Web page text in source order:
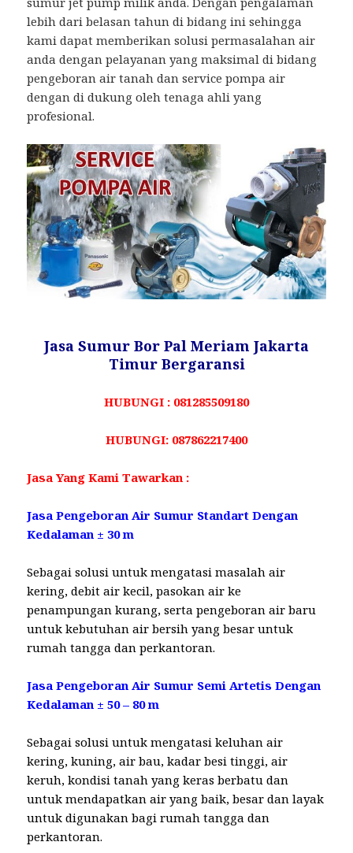
lebih dari belasan tahun di bidang ini sehingga
kami dapat memberikan solusi permasalahan air
anda dengan pelayanan yang maksimal di bidang
pengeboran air tanah dan service pompa air
dengan di dukung oleh tenaga ahli yang
profesional.
Jasa Sumur Bor Pal Meriam Jakarta
Timur Bergaransi
HUBUNGI : 081285509180
HUBUNGI: 087862217400
Jasa Yang Kami Tawarkan :
Jasa Pengeboran Air Sumur Standart Dengan
Kedalaman ± 30 m
Sebagai solusi untuk mengatasi masalah air
kering, debit air kecil, pasokan air ke
penampungan kurang, serta pengeboran air baru
untuk kebutuhan air bersih yang besar untuk
rumah tangga dan perkantoran.
Jasa Pengeboran Air Sumur Semi Artetis Dengan
Kedalaman ± 50 – 80 m
Sebagai solusi untuk mengatasi keluhan air
kering, kuning, air bau, kadar besi tinggi, air
keruh, kondisi tanah yang keras berbatu dan
untuk mendapatkan air yang baik, besar dan layak
untuk digunakan bagi rumah tangga dan
perkantoran.